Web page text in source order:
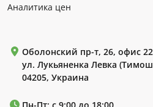
Аналитика цен
Оболонский пр-т, 26, офис
ул. Лукьяненка Левка
04205, Украина